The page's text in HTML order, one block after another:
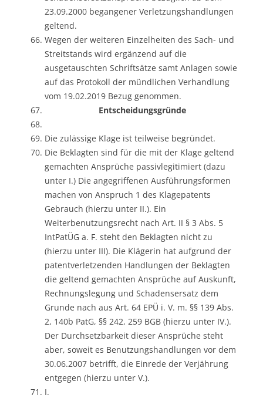
23.09.2000 begangener Verletzungshandlungen
geltend.
Wegen der weiteren Einzelheiten des Sach- und
Streitstands wird ergänzend auf die
ausgetauschten Schriftsätze samt Anlagen sowie
auf das Protokoll der mündlichen Verhandlung
vom 19.02.2019 Bezug genommen.
Entscheidungsgründe
Die zulässige Klage ist teilweise begründet.
Die Beklagten sind für die mit der Klage geltend
gemachten Ansprüche passivlegitimiert (dazu
unter I.) Die angegriffenen Ausführungsformen
machen von Anspruch 1 des Klagepatents
Gebrauch (hierzu unter II.). Ein
Weiterbenutzungsrecht nach Art. II § 3 Abs. 5
IntPatÜG a. F. steht den Beklagten nicht zu
(hierzu unter III). Die Klägerin hat aufgrund der
patentverletzenden Handlungen der Beklagten
die geltend gemachten Ansprüche auf Auskunft,
Rechnungslegung und Schadensersatz dem
Grunde nach aus Art. 64 EPÜ i. V. m. §§ 139 Abs.
2, 140b PatG, §§ 242, 259 BGB (hierzu unter IV.).
Der Durchsetzbarkeit dieser Ansprüche steht
aber, soweit es Benutzungshandlungen vor dem
30.06.2007 betrifft, die Einrede der Verjährung
entgegen (hierzu unter V.).
I.